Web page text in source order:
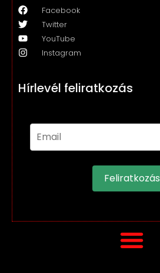
Facebook
Twitter
YouTube
Instagram
Hírlevél feliratkozás
Feliratkozás